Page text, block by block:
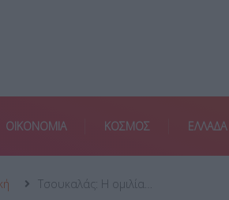
ΟΙΚΟΝΟΜΙΑ ΚΟΣΜΟΣ ΕΛΛΑΔΑ
Τσουκαλάς: Η ομιλία…